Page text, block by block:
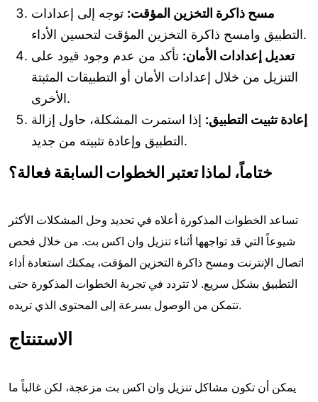
مسح ذاكرة التخزين المؤقت: توجه إلى إعدادات
التطبيق وامسح ذاكرة التخزين المؤقت لتحسين الأداء.
تعديل إعدادات الأمان: تأكد من عدم وجود قيود على
التنزيل من خلال إعدادات الأمان أو التطبيقات المثبتة
الأخرى.
إعادة تثبيت التطبيق: إذا استمرت المشكلة، حاول إزالة
التطبيق وإعادة تثبيته من جديد.
ختاماً، لماذا تعتبر الخطوات السابقة فعالة؟
تساعد الخطوات المذكورة أعلاه في تحديد وحل المشكلات الأكثر
شيوعاً التي قد تواجهها أثناء تنزيل وان اكس بت. من خلال فحص
اتصال الإنترنت ومسح ذاكرة التخزين المؤقت، يمكنك استعادة أداء
التطبيق بشكل سريع. لا تتردد في تجربة الخطوات المذكورة حتى
تتمكن من الوصول بسرعة إلى المحتوى الذي تريده.
الاستنتاج
يمكن أن تكون مشاكل تنزيل وان اكس بت مزعجة، لكن غالباً ما